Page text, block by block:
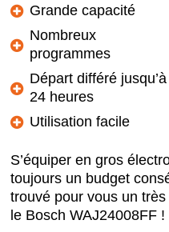
Grande capacité
Nombreux
programmes
Départ différé jusqu’à
24 heures
Utilisation facile
S’équiper en gros
toujours un budget
trouvé pour vous un
le Bosch WAJ24008FF !